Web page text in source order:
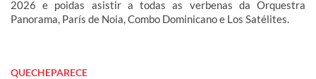
2026 e poidas asistir a todas as verbenas da Orquestra
Panorama, París de Noia, Combo Dominicano e Los Satélites.
QUECHEPARECE